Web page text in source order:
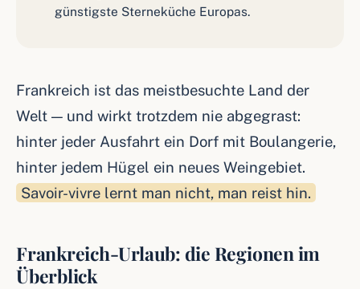
günstigste Sterneküche Europas.
Frankreich ist das meistbesuchte Land der
Welt — und wirkt trotzdem nie abgegrast:
hinter jeder Ausfahrt ein Dorf mit Boulangerie,
hinter jedem Hügel ein neues Weingebiet.
Savoir-vivre lernt man nicht, man reist hin.
Frankreich-Urlaub: die Regionen im
Überblick